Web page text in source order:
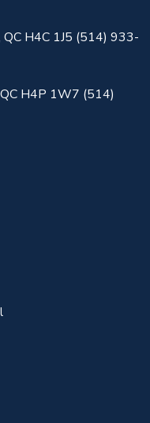
H4C 1J5 (514) 933-
H4P 1W7 (514)